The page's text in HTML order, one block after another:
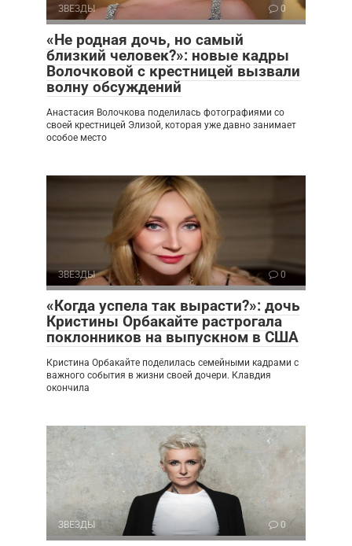
ЗВЕЗДЫ 0
«Не родная дочь, но самый
близкий человек?»: новые кадры
Волочковой с крестницей вызвали
волну обсуждений
Анастасия Волочкова поделилась фотографиями со
своей крестницей Элизой, которая уже давно занимает
особое место
ЗВЕЗДЫ 0
«Когда успела так вырасти?»: дочь
Кристины Орбакайте растрогала
поклонников на выпускном в США
Кристина Орбакайте поделилась семейными кадрами с
важного события в жизни своей дочери. Клавдия
окончила
ЗВЕЗДЫ 0